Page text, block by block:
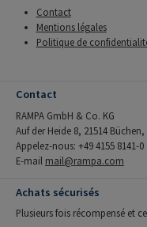
Contact
Mentions légales
Politique de
Contact
RAMPA GmbH & Co. KG
Auf der Heide 8, 21514
Appelez-nous: +49 4155 8141-0
E-mail mail@rampa.com
Achats sécurisés
Plusieurs fois récompensé et